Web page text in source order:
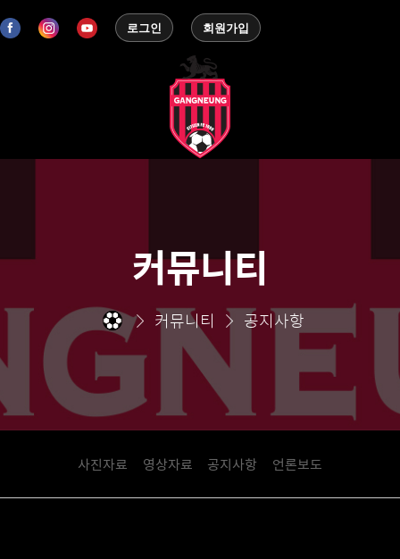
로그인 회원가입
커뮤니티
커뮤니티 공지사항
사진자료 영상자료 공지사항 언론보도